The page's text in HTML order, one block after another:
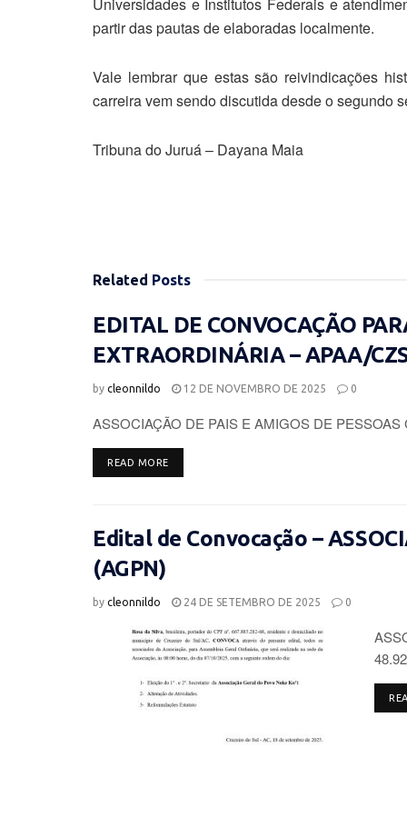
Universidades e Institutos Federais e
partir das pautas de elaboradas localmente.
Vale lembrar que estas são reivindicações
carreira vem sendo discutida desde o segundo
Tribuna do Juruá – Dayana Maia
Related Posts
EDITAL DE CONVOCAÇÃO
EXTRAORDINÁRIA – APAA/
by cleonnildo 12 DE NOVEMBRO DE 2025 0
ASSOCIAÇÃO DE PAIS E AMIGOS DE
READ MOREDETAILS
Edital de Convocação –
(AGPN)
by cleonnildo 24 DE SETEMBRO DE 2025 0